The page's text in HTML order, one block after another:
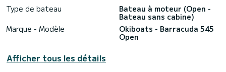
Type de bateau
Bateau à moteur (Open -
Bateau sans cabine)
Marque - Modèle
Okiboats - Barracuda 545
Open
Afficher tous les détails